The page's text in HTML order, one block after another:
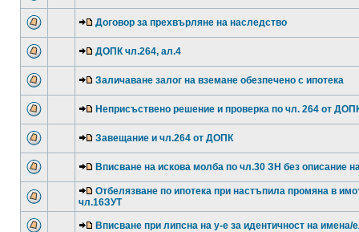
Договор за прехвърляне на наследство
ДОПК чл.264, ал.4
Заличаване залог на вземане обезпечено с ипотека
Неприсъствено решение и проверка по чл. 264 от
Завещание и чл.264 от ДОПК
Вписване на искова молба по чл.30 ЗН без описание
Отбелязване по ипотека при настъпила промяна в
чл.16ЗУТ
Вписване при липсна на у-е за идентичност на имена/